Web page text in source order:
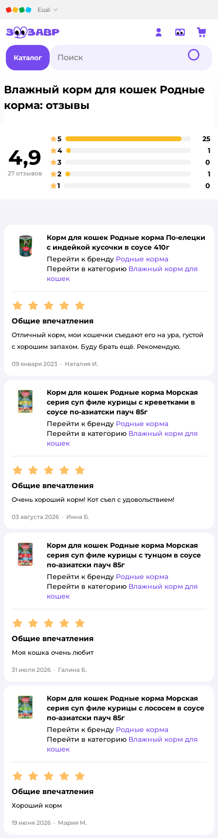
Ещё
Каталог
Влажный корм для кошек Родные
корма: отзывы
4,9
27 отзывов
оценка
5 25
оценка
4 1
оценка
3 0
оценка
2 1
оценка
1 0
Корм для кошек Родные корма По-елецки
с индейкой кусочки в соусе 410г
Перейти к бренду Родные корма
Перейти в категорию Влажный корм для
кошек
Рейтинг:5
Общие впечатления
Отличный корм, мои кошечки съедают его на ура, густой
с хорошим запахом. Буду брать ещё. Рекомендую.
09 января 2023 · Наталия И.
Корм для кошек Родные корма Морская
серия суп филе курицы с креветками в
соусе по-азиатски пауч 85г
Перейти к бренду Родные корма
Перейти в категорию Влажный корм для
кошек
Рейтинг:5
Общие впечатления
Очень хороший корм! Кот съел с удовольствием!
03 августа 2026 · Инна Б.
Корм для кошек Родные корма Морская
серия суп филе курицы с тунцом в соусе
по-азиатски пауч 85г
Перейти к бренду Родные корма
Перейти в категорию Влажный корм для
кошек
Рейтинг:5
Общие впечатления
Моя кошка очень любит
31 июля 2026 · Галина Б.
Корм для кошек Родные корма Морская
серия суп филе курицы с лососем в соусе
по-азиатски пауч 85г
Перейти к бренду Родные корма
Перейти в категорию Влажный корм для
кошек
Рейтинг:5
Общие впечатления
Хороший корм
19 июня 2026 · Мария М.